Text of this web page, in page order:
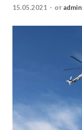
15.05.2021 - от admin